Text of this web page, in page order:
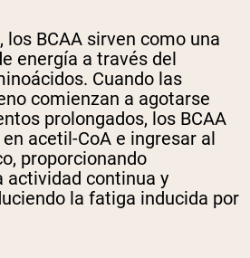
BCAA sirven como una
energía a través del
Cuando las
comienzan a agotarse
prolongados, los BCAA
acetil-CoA e ingresar al
proporcionando
actividad continua y
la fatiga inducida por